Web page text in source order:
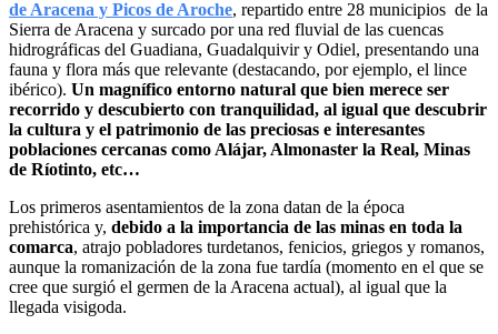
de Aracena y Picos de Aroche, repartido entre 28 municipios de la
Sierra de Aracena y surcado por una red fluvial de las cuencas
hidrográficas del Guadiana, Guadalquivir y Odiel, presentando una
fauna y flora más que relevante (destacando, por ejemplo, el lince
ibérico). Un magnífico entorno natural que bien merece ser
recorrido y descubierto con tranquilidad, al igual que descubrir
la cultura y el patrimonio de las preciosas e interesantes
poblaciones cercanas como Alájar, Almonaster la Real, Minas
de Ríotinto, etc…
Los primeros asentamientos de la zona datan de la época
prehistórica y, debido a la importancia de las minas en toda la
comarca, atrajo pobladores turdetanos, fenicios, griegos y romanos,
aunque la romanización de la zona fue tardía (momento en el que se
cree que surgió el germen de la Aracena actual), al igual que la
llegada visigoda.